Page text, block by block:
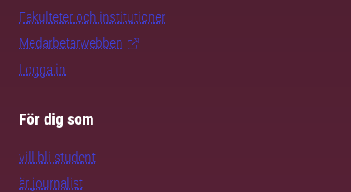
Fakulteter och institutioner
Medarbetarwebben
Logga in
För dig som
vill bli student
är journalist